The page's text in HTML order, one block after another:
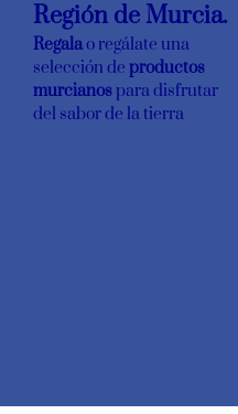
Región de Murcia.
Regalao regálate una
selección de productos
murcianospara disfrutar
del sabor de la tierra